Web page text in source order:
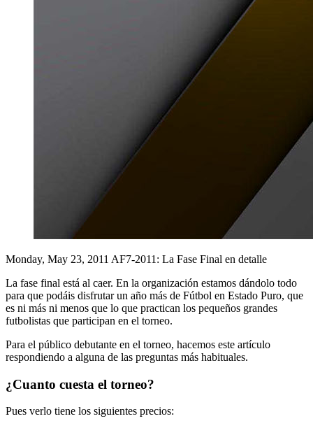
Monday, May 23, 2011 AF7-2011: La Fase Final en detalle
La fase final está al caer. En la organización estamos dándolo todo
para que podáis disfrutar un año más de Fútbol en Estado Puro, que
es ni más ni menos que lo que practican los pequeños grandes
futbolistas que participan en el torneo.
Para el público debutante en el torneo, hacemos este artículo
respondiendo a alguna de las preguntas más habituales.
¿Cuanto cuesta el torneo?
Pues verlo tiene los siguientes precios: